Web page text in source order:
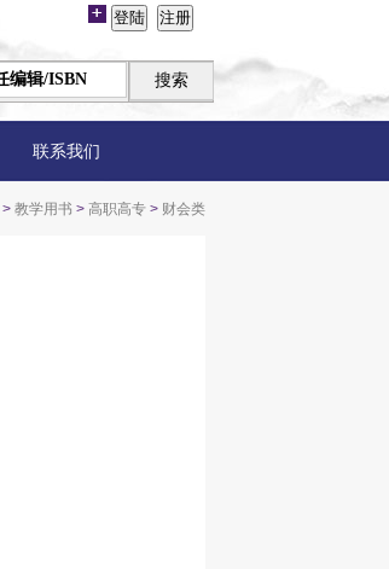
联系我们
> 教学用书 > 高职高专 > 财会类